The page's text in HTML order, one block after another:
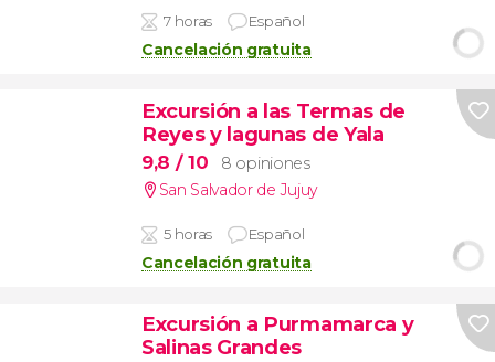
7 horas Español
Cancelación gratuita
Excursión a las Termas de
Reyes y lagunas de Yala
9,8 / 10
8 opiniones
San Salvador de Jujuy
5 horas Español
Cancelación gratuita
Excursión a Purmamarca y
Salinas Grandes